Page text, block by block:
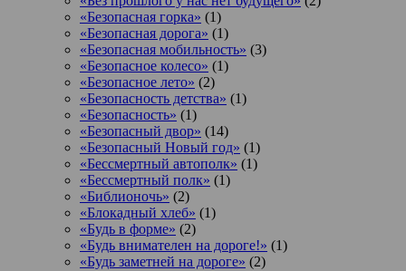
«Безопасная горка» (1)
«Безопасная дорога» (1)
«Безопасная мобильность» (3)
«Безопасное колесо» (1)
«Безопасное лето» (2)
«Безопасность детства» (1)
«Безопасность» (1)
«Безопасный двор» (14)
«Безопасный Новый год» (1)
«Бессмертный автополк» (1)
«Бессмертный полк» (1)
«Библионочь» (2)
«Блокадный хлеб» (1)
«Будь в форме» (2)
«Будь внимателен на дороге!» (1)
«Будь заметней на дороге» (2)